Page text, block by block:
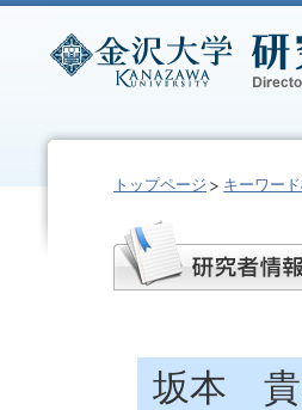
トップページ キーワー
坂本